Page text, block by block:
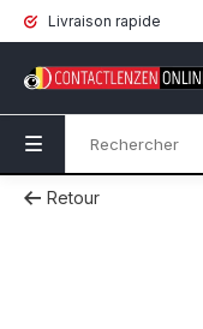
Livraison rapide
Retour